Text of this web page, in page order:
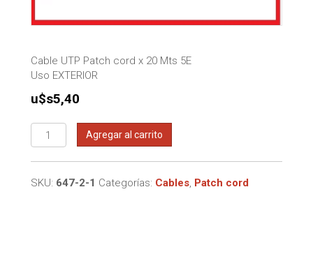
Cable UTP Patch cord x 20 Mts 5E
Uso EXTERIOR
u$s5,40
Cable
UTP
Patch
x
Agregar al carrito
SKU: 647-2-1 Categorías: Cables, Patch cord